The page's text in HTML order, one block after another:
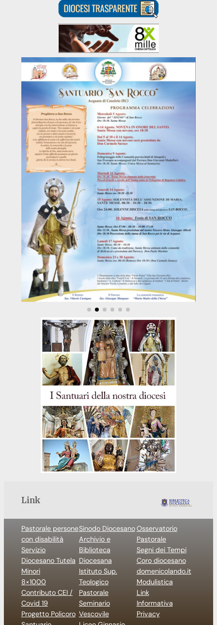
Link
Pastorale persone
con disabilità
Servizio
Diocesano Tutela
Minori
8×1000
Contributo CEI /
Covid 19
Progetto Policoro
Sinodo Diocesano
Archivio e
Biblioteca
Diocesana
Istituto Sup.
Teologico
Pastorale
Seminario
Vescovile
Osservatorio
Pastorale
Segni dei Tempi
Coro diocesano
domenicolando.it
Modulistica
Link
Informativa
Privacy